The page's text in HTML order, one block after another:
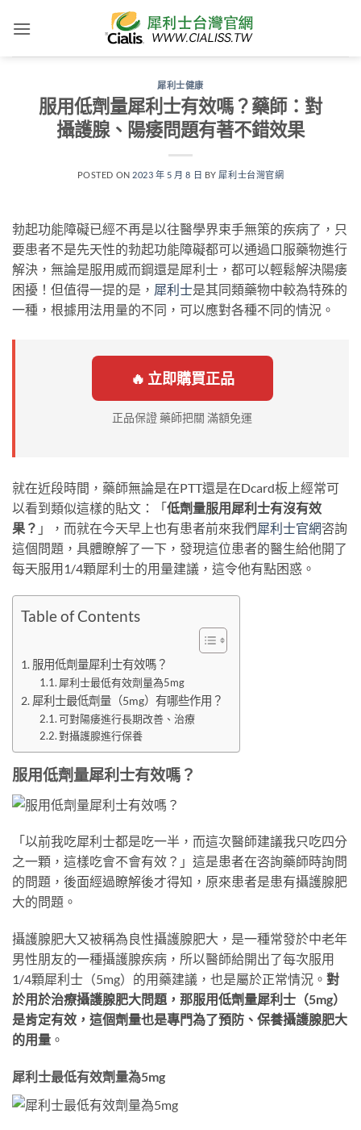
犀利士健康
服用低劑量犀利士有效嗎？藥師：對
攝護腺、陽痿問題有著不錯效果
POSTED ON 2023 年 5 月 8 日 BY 犀利士台灣官網
勃起功能障礙已經不再是以往醫學界束手無策的疾病了，只
要患者不是先天性的勃起功能障礙都可以通過口服藥物進行
解決，無論是服用威而鋼還是犀利士，都可以輕鬆解決陽痿
困擾！但值得一提的是， 犀利士是其同類藥物中較為特殊的
一種，根據用法用量的不同，可以應對各種不同的情況。
🔥 立即購買正品
正品保證 藥師把關 滿額免運
就在近段時間，藥師無論是在PTT還是在Dcard板上經常可
以看到類似這樣的貼文：「低劑量服用犀利士有沒有效
果？ 」，而就在今天早上也有患者前來我們犀利士官網咨詢
這個問題，具體瞭解了一下，發現這位患者的醫生給他開了
每天服用1/4顆犀利士的用量建議，這令他有點困惑。
Table of Contents
服用低劑量犀利士有效嗎？
犀利士最低有效劑量為5mg
犀利士最低劑量（5mg）有哪些作用？
可對陽痿進行長期改善、治療
對攝護腺進行保養
服用低劑量犀利士有效嗎？
「以前我吃犀利士都是吃一半，而這次醫師建議我只吃四分
之一顆，這樣吃會不會有效？」這是患者在咨詢藥師時詢問
的問題，後面經過瞭解後才得知，原來患者是患有攝護腺肥
大的問題。
攝護腺肥大又被稱為良性攝護腺肥大，是一種常發於中老年
男性朋友的一種攝護腺疾病，所以醫師給開出了每次服用
1/4顆犀利士（5mg）的用藥建議，也是屬於正常情況。 對
於用於治療攝護腺肥大問題，那服用低劑量犀利士（5mg）
是肯定有效，這個劑量也是專門為了預防、保養攝護腺肥大
的用量 。
犀利士最低有效劑量為5mg